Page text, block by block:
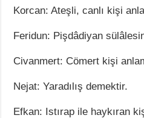
Korcan: Ateşli, canlı kişi
Feridun: Pişdâdiyan
Civanmert: Cömert kişi
Nejat: Yaradılış demektir.
Efkan: Istırap ile haykıran